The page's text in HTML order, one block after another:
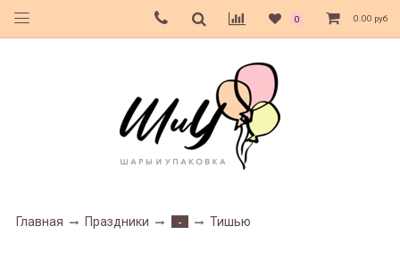
0 0.00 руб
Главная Праздники - Тишью